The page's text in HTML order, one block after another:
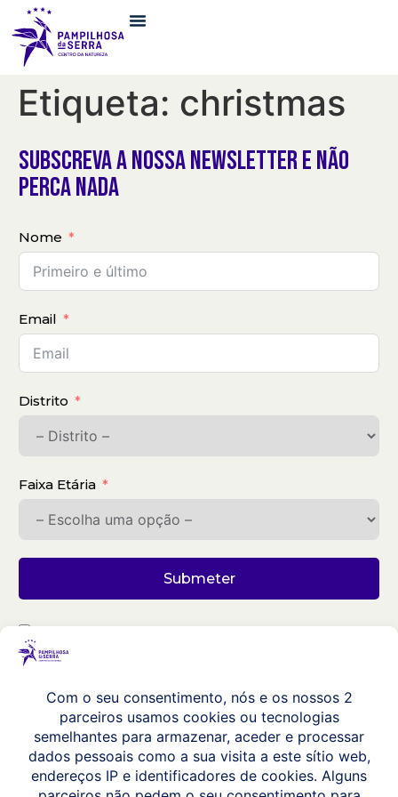
Etiqueta: christmas
subscreva a nossa newsletter e não
perca nada
Nome
Email
Distrito
Faixa Etária
Submeter
Ao subscrever a nossa newsletter está a aceitar a
Política de Privacidade